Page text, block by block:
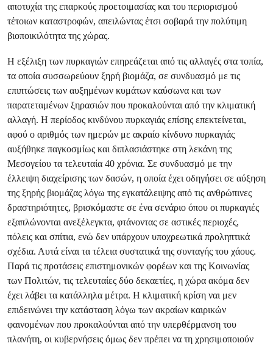
αποτυχία της επαρκούς προετοιμασίας και του περιορισμού
τέτοιων καταστροφών, απειλώντας έτσι σοβαρά την πολύτιμη
βιοποικιλότητα της χώρας.
Η εξέλιξη των πυρκαγιών επηρεάζεται από τις αλλαγές στα τοπία,
τα οποία συσσωρεύουν ξηρή βιομάζα, σε συνδυασμό με τις
επιπτώσεις των αυξημένων κυμάτων καύσωνα και των
παρατεταμένων ξηρασιών που προκαλούνται από την κλιματική
αλλαγή. Η περίοδος κινδύνου πυρκαγιάς επίσης επεκτείνεται,
αφού ο αριθμός των ημερών με ακραίο κίνδυνο πυρκαγιάς
αυξήθηκε παγκοσμίως και διπλασιάστηκε στη λεκάνη της
Μεσογείου τα τελευταία 40 χρόνια. Σε συνδυασμό με την
έλλειψη διαχείρισης των δασών, η οποία έχει οδηγήσει σε αύξηση
της ξηρής βιομάζας λόγω της εγκατάλειψης από τις ανθρώπινες
δραστηριότητες, βρισκόμαστε σε ένα σενάριο όπου οι πυρκαγιές
εξαπλώνονται ανεξέλεγκτα, φτάνοντας σε αστικές περιοχές,
πόλεις και σπίτια, ενώ δεν υπάρχουν υποχρεωτικά προληπτικά
σχέδια. Αυτά είναι τα τέλεια συστατικά της συνταγής του χάους.
Παρά τις προτάσεις επιστημονικών φορέων και της Κοινωνίας
των Πολιτών, τις τελευταίες δύο δεκαετίες, η χώρα ακόμα δεν
έχει λάβει τα κατάλληλα μέτρα. Η κλιματική κρίση ναι μεν
επιδεινώνει την κατάσταση λόγω των ακραίων καιρικών
φαινομένων που προκαλούνται από την υπερθέρμανση του
πλανήτη, οι κυβερνήσεις όμως δεν πρέπει να τη χρησιμοποιούν